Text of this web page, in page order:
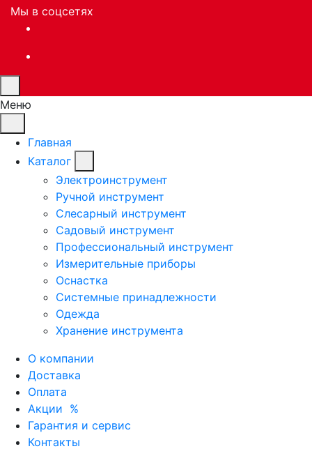
Мы в соцсетях
Меню
Главная
Каталог
Электроинструмент
Ручной инструмент
Слесарный инструмент
Садовый инструмент
Профессиональный инструмент
Измерительные приборы
Оснастка
Системные принадлежности
Одежда
Хранение инструмента
О компании
Доставка
Оплата
Акции %
Гарантия и сервис
Контакты